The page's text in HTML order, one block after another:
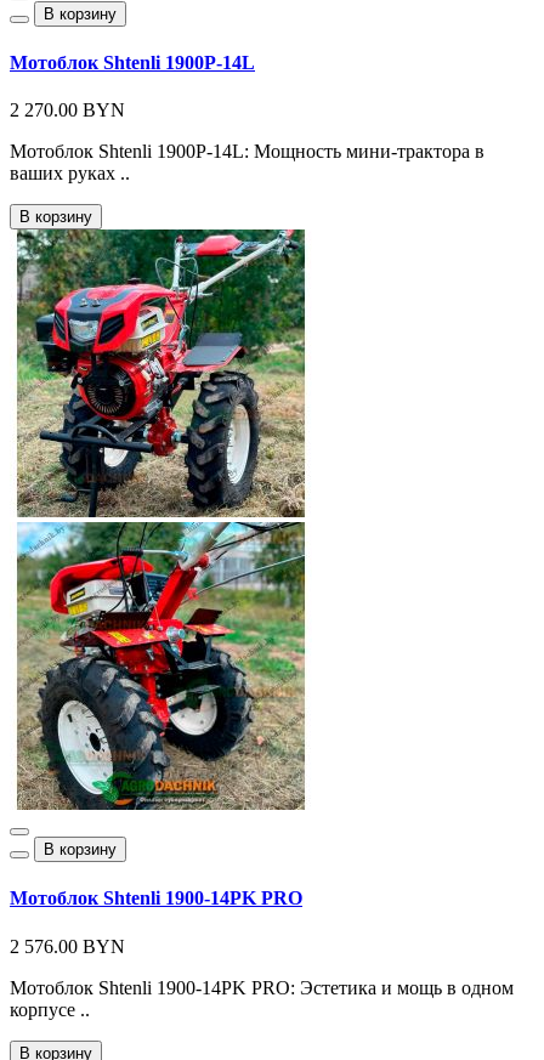
В корзину
Мотоблок Shtenli 1900P-14L
2 270.00 BYN
Мотоблок Shtenli 1900P-14L: Мощность мини-трактора в
ваших руках ..
В корзину
В корзину
Мотоблок Shtenli 1900-14PK PRO
2 576.00 BYN
Мотоблок Shtenli 1900-14PK PRO: Эстетика и мощь в одном
корпусе ..
В корзину